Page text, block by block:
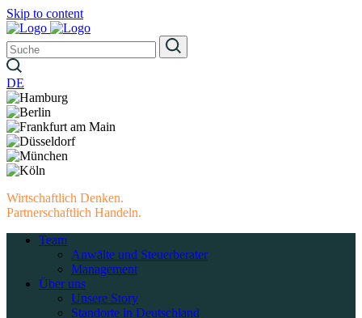
Skip to content
DE
Wirtschaftlich Denken.
Partnerschaftlich Handeln.
Team
Anwälte und Steuerberater
Management
Über uns
Unsere Story
Standorte in Deutschland